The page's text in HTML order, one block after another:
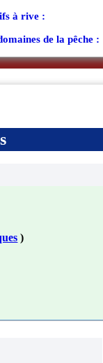
à rive :
de la pêche :
)